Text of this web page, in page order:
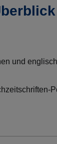
und